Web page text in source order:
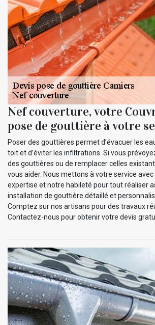
Nef couverture, votre
pose de gouttière à votre
Poser des gouttières permet d’évacuer les
toit et d’éviter les infiltrations. Si vous
des gouttières ou de remplacer celles
vous aider. Nous mettons à votre service
expertise et notre habileté pour tout réaliser
installation de gouttière détaillé et
Comptez sur nos artisans pour des travaux
Contactez-nous pour obtenir votre devis